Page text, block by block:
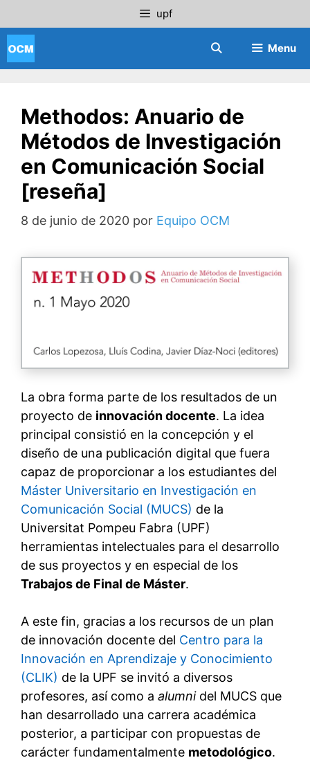
al
contenido
upf
Menu
Methodos: Anuario de
Métodos de Investigación
en Comunicación Social
[reseña]
8 de junio de 2020 por Equipo OCM
La obra forma parte de los resultados de un
proyecto de innovación docente. La idea
principal consistió en la concepción y el
diseño de una publicación digital que fuera
capaz de proporcionar a los estudiantes del
Máster Universitario en Investigación en
Comunicación Social (MUCS) de la
Universitat Pompeu Fabra (UPF)
herramientas intelectuales para el desarrollo
de sus proyectos y en especial de los
Trabajos de Final de Máster.
A este fin, gracias a los recursos de un plan
de innovación docente del Centro para la
Innovación en Aprendizaje y Conocimiento
(CLIK) de la UPF se invitó a diversos
profesores, así como a alumnidel MUCS que
han desarrollado una carrera académica
posterior, a participar con propuestas de
carácter fundamentalmente metodológico.